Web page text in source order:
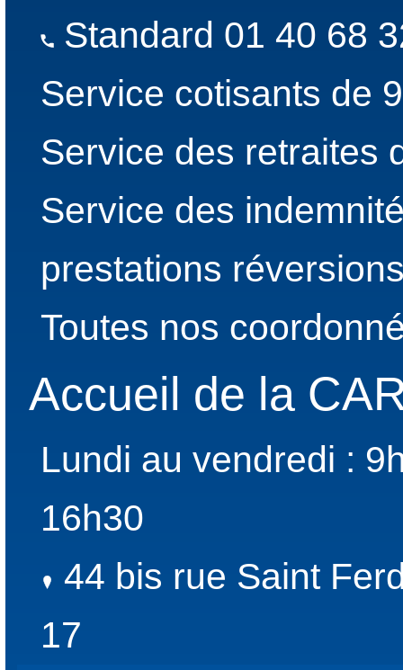
Standard 01 40 68
Service cotisants de
Service des retraites
Service des
prestations
Toutes nos
Accueil de la
Lundi au vendredi :
16h30
44 bis rue Saint
17